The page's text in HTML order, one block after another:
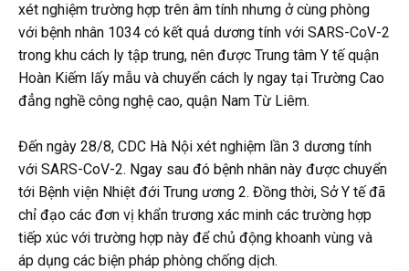
xét nghiệm trường hợp trên âm tính nhưng ở cùng phòng
với bệnh nhân 1034 có kết quả dương tính với SARS-CoV-2
trong khu cách ly tập trung, nên được Trung tâm Y tế quận
Hoàn Kiếm lấy mẫu và chuyển cách ly ngay tại Trường Cao
đẳng nghề công nghệ cao, quận Nam Từ Liêm.
Đến ngày 28/8, CDC Hà Nội xét nghiệm lần 3 dương tính
với SARS-CoV-2. Ngay sau đó bệnh nhân này được chuyển
tới Bệnh viện Nhiệt đới Trung ương 2. Đồng thời, Sở Y tế đã
chỉ đạo các đơn vị khẩn trương xác minh các trường hợp
tiếp xúc với trường hợp này để chủ động khoanh vùng và
áp dụng các biện pháp phòng chống dịch.